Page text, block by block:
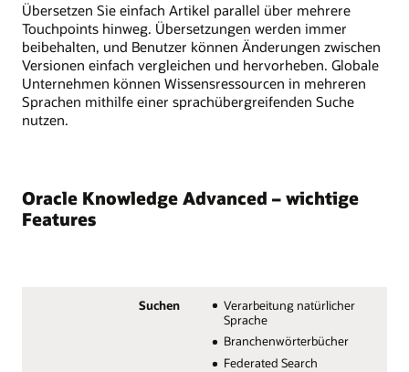
Übersetzen Sie einfach Artikel parallel über mehrere
Touchpoints hinweg. Übersetzungen werden immer
beibehalten, und Benutzer können Änderungen zwischen
Versionen einfach vergleichen und hervorheben. Globale
Unternehmen können Wissensressourcen in mehreren
Sprachen mithilfe einer sprachübergreifenden Suche
nutzen.
Oracle Knowledge Advanced – wichtige
Features
Suchen
Verarbeitung natürlicher
Sprache
Branchenwörterbücher
Federated Search